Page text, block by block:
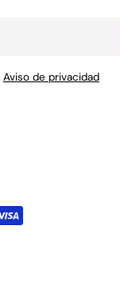
Aviso de privacidad